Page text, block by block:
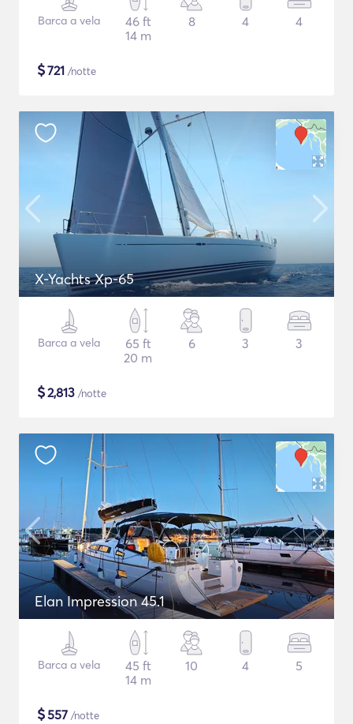
Barca a vela
46 ft
14 m
8 4 4
$721 /notte
X-Yachts Xp-65
Barca a vela
65 ft
20 m
6 3 3
$2,813 /notte
Elan Impression 45.1
Barca a vela
45 ft
14 m
10 4 5
$557 /notte